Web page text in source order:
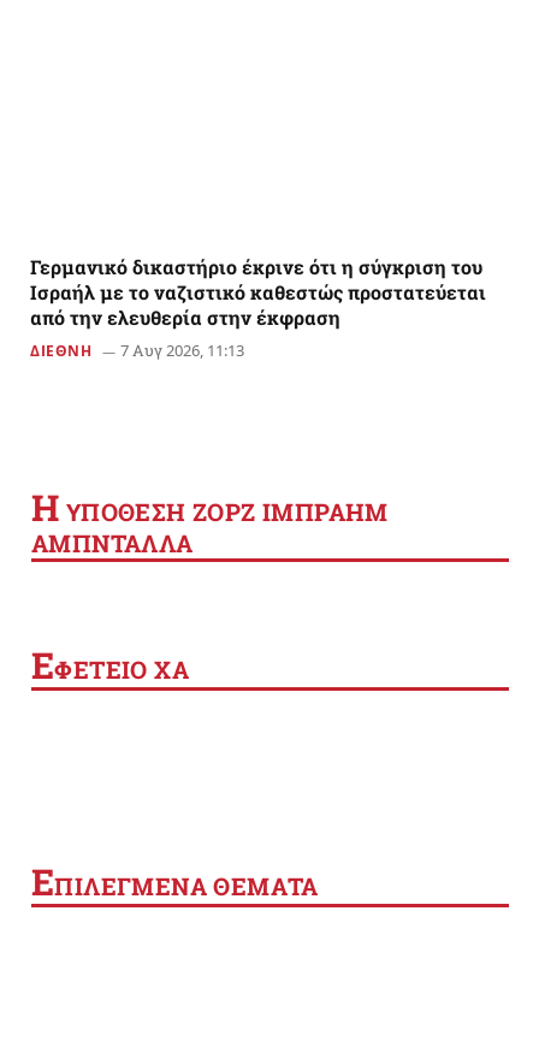
Γερμανικό δικαστήριο έκρινε ότι η σύγκριση του
Ισραήλ με το ναζιστικό καθεστώς προστατεύεται
από την ελευθερία στην έκφραση
ΔΙΕΘΝΗ 7 Αυγ 2026, 11:13
Η YΠΟΘΕΣΗ ΖΟΡΖ ΙΜΠΡΑΗΜ
ΑΜΠΝΤΑΛΛΑ
ΕΦΕΤΕΙΟ ΧΑ
ΕΠΙΛΕΓΜΕΝΑ ΘΕΜΑΤΑ